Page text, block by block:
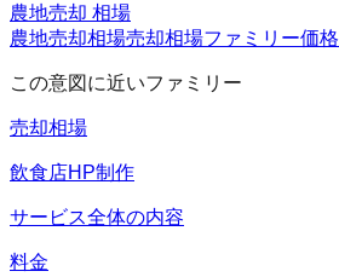
農地売却 相場
農地売却相場売却相場ファミリー価格
この意図に近いファミリー
売却相場
飲食店HP制作
サービス全体の内容
料金